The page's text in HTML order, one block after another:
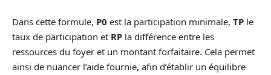
Dans cette formule, P0 est la participation minimale, TP le
taux de participation et RP la différence entre les
ressources du foyer et un montant forfaitaire. Cela permet
ainsi de nuancer l’aide fournie, afin d’établir un équilibre